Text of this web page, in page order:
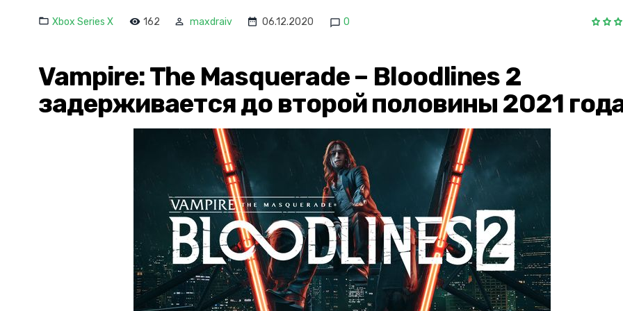
Xbox Series X 162 maxdraiv 06.12.2020 0
Vampire: The Masquerade – Bloodlines 2
задерживается до второй половины 2021